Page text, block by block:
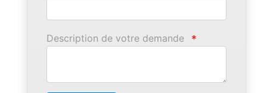
Description de votre demande *